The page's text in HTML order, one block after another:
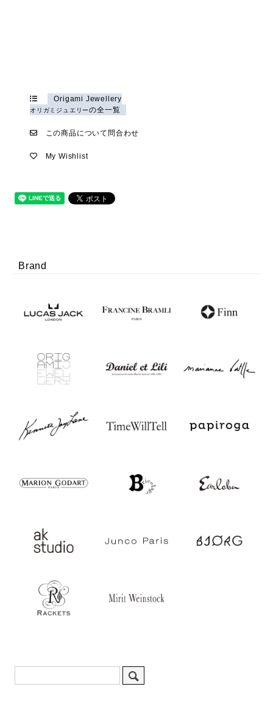
Origami Jewellery
オリガミジュエリーの全一覧
この商品について問合わせ
My Wishlist
Brand